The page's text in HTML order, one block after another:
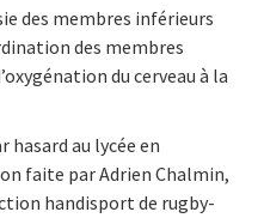
des membres inférieurs
des membres
du cerveau à la
hasard au lycée en
faite par Adrien Chalmin,
handisport de rugby-